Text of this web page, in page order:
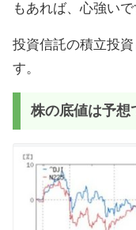
もあれば、心強いで
投資信託の積立投
す。
株の底値は予想